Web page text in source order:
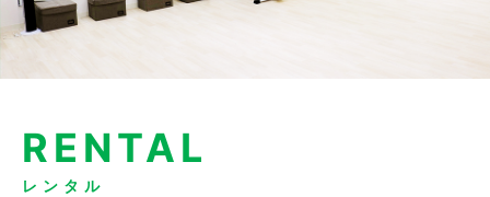
RENTAL
レンタル